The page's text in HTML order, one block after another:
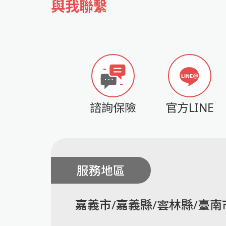
與我聯繫
諮詢保險 官方LINE
服務地區
嘉義市/嘉義縣/雲林縣/臺